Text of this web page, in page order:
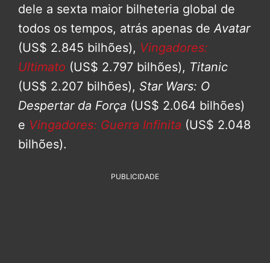
dele a sexta maior bilheteria global de
todos os tempos, atrás apenas deAvatar
(US$ 2.845 bilhões), Vingadores:
Ultimato (US$ 2.797 bilhões), Titanic
(US$ 2.207 bilhões), Star Wars: O
Despertar da Força (US$ 2.064 bilhões)
e Vingadores: Guerra Infinita (US$ 2.048
bilhões).
PUBLICIDADE